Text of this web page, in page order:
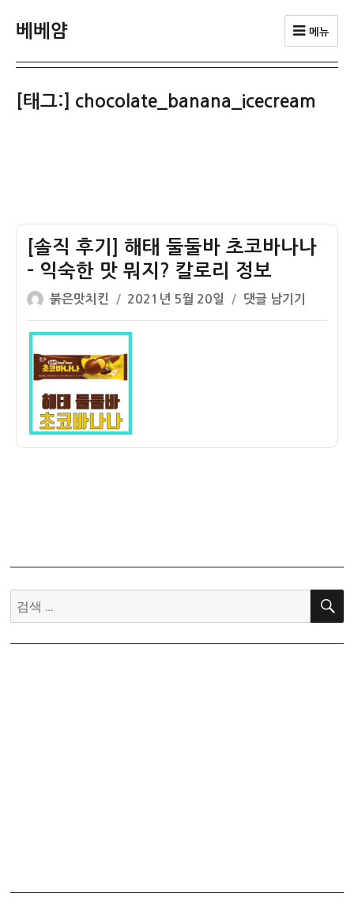
베베얌 메뉴
[태그:] chocolate_banana_icecream
[솔직 후기] 해태 둘둘바 초코바나나
– 익숙한 맛 뭐지? 칼로리 정보
글
쓴
이
붉은맛치킨
작
성
일
자
2021년 5월 20일
[솔
직
댓글 남기기
검
색:
검